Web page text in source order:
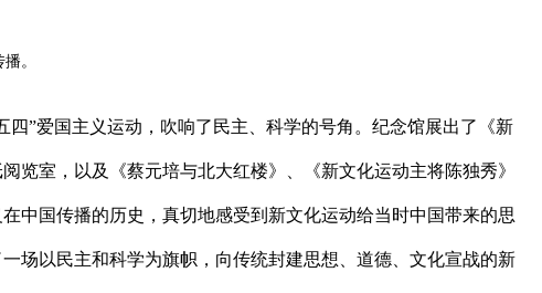
。
”爱国主义运动，吹响了民主、科学的号角。纪念馆展出了《新
览室，以及《蔡元培与北大红楼》、《新文化运动主将陈独秀》
中国传播的历史，真切地感受到新文化运动给当时中国带来的思
场以民主和科学为旗帜，向传统封建思想、道德、文化宣战的新